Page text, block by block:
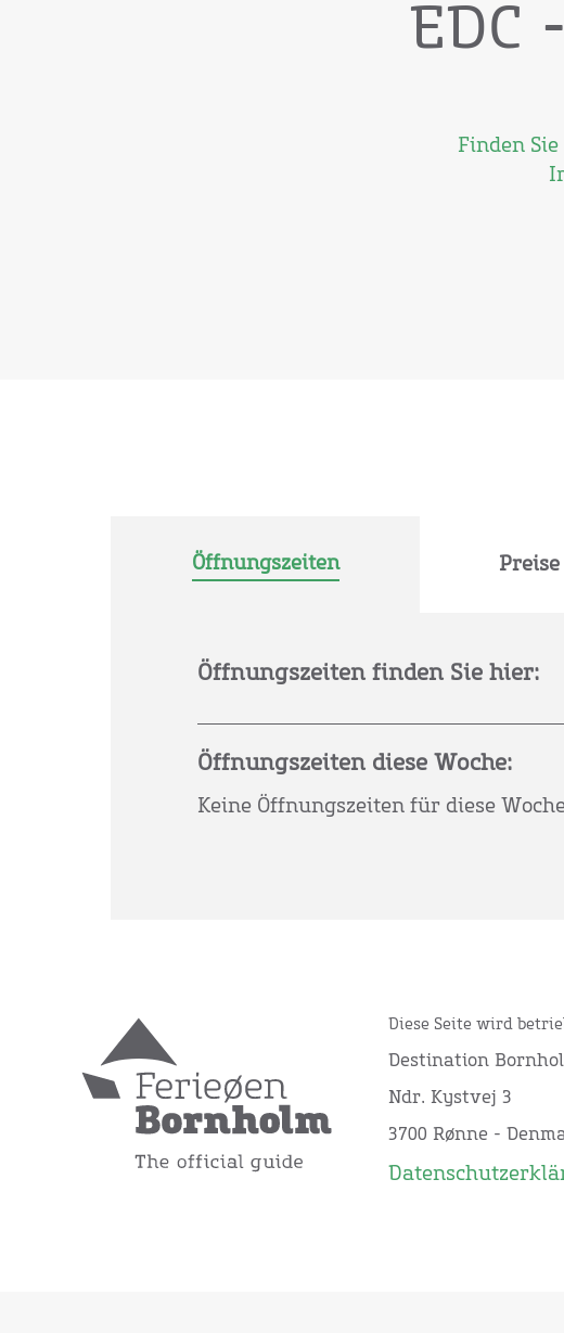
EDC
Finden
Öffnungszeiten
Öffnungszeiten finden Sie hier:
Öffnungszeiten diese Woche:
Keine Öffnungszeiten für diese
Diese Seite wird
Destination
Ndr. Kystvej 3
3700 Rønne -